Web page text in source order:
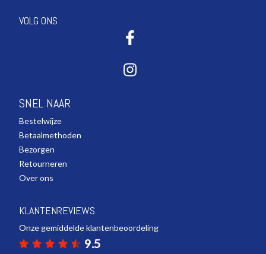
VOLG ONS
SNEL NAAR
Bestelwijze
Betaalmethoden
Bezorgen
Retourneren
Over ons
KLANTENREVIEWS
Onze gemiddelde klantenbeoordeling
9.5